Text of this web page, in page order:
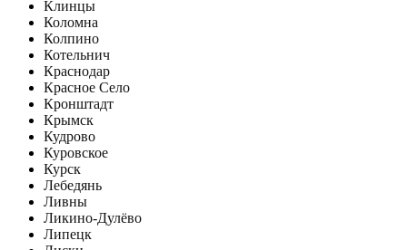
Клинцы
Коломна
Колпино
Котельнич
Краснодар
Красное Село
Кронштадт
Крымск
Кудрово
Куровское
Курск
Лебедянь
Ливны
Ликино-Дулёво
Липецк